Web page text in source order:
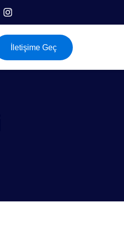
İletişime Geç